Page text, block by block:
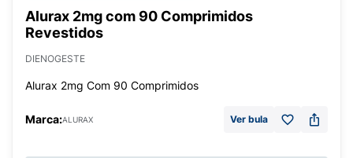
Alurax 2mg com 90 Comprimidos
Revestidos
DIENOGESTE
Alurax 2mg Com 90 Comprimidos
Marca:ALURAX Ver bula